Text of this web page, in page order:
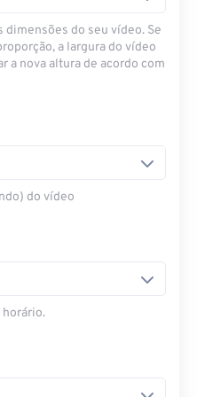
dimensões do seu vídeo. Se
a largura do vídeo
a nova altura de acordo com
do vídeo
horário.